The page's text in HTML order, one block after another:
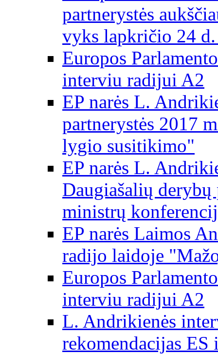
partnerystės
vyks lapkričio 24
Europos
interviu radijui A2
EP narės L.
partnerystės 2017
lygio susitikimo"
EP narės L.
Daugiašalių derybų
ministrų
EP narės Laimos
radijo laidoje
Europos
interviu radijui A2
L. Andrikienės
rekomendacijas